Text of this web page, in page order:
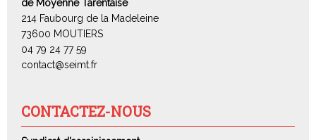
de Moyenne Tarentaise
214 Faubourg de la Madeleine
73600 MOUTIERS
04 79 24 77 59
contact@seimt.fr
CONTACTEZ-NOUS